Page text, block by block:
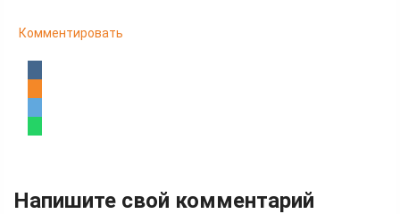
Комментировать
Напишите свой комментарий